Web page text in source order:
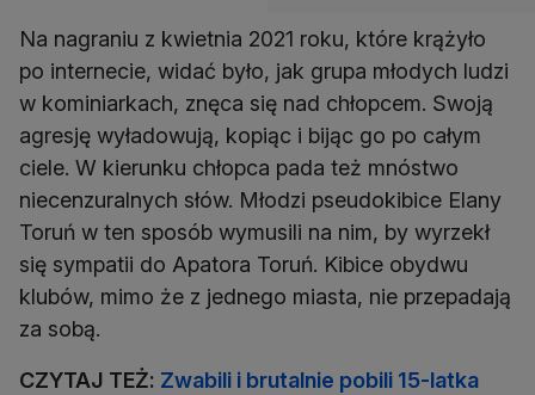
Na nagraniu z kwietnia 2021 roku, które krążyło
po internecie, widać było, jak grupa młodych ludzi
w kominiarkach, znęca się nad chłopcem. Swoją
agresję wyładowują, kopiąc i bijąc go po całym
ciele. W kierunku chłopca pada też mnóstwo
niecenzuralnych słów. Młodzi pseudokibice Elany
Toruń w ten sposób wymusili na nim, by wyrzekł
się sympatii do Apatora Toruń. Kibice obydwu
klubów, mimo że z jednego miasta, nie przepadają
za sobą.
CZYTAJ TEŻ: Zwabili i brutalnie pobili 15-latka